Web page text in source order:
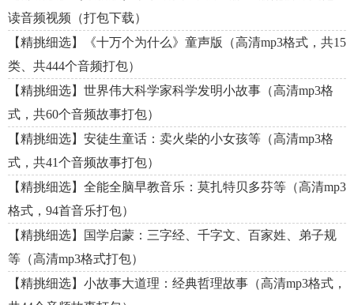
读音频视频（打包下载）
【精挑细选】《十万个为什么》童声版（高清mp3格式，共15
类、共444个音频打包）
【精挑细选】世界伟大科学家科学发明小故事（高清mp3格
式，共60个音频故事打包）
【精挑细选】安徒生童话：卖火柴的小女孩等（高清mp3格
式，共41个音频故事打包）
【精挑细选】全能全脑早教音乐：莫扎特贝多芬等（高清mp3
格式，94首音乐打包）
【精挑细选】国学启蒙：三字经、千字文、百家姓、弟子规
等（高清mp3格式打包）
【精挑细选】小故事大道理：经典哲理故事（高清mp3格式，